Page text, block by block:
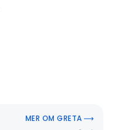
MER OM GRETA